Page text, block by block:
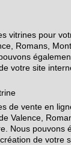
vitrines pour
Romans,
votre site
de vente en
Valence,
Nous pouvons
de votre